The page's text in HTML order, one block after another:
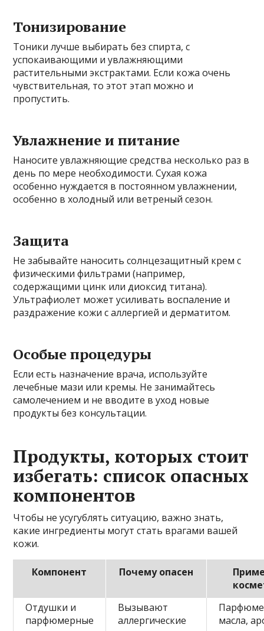
Тонизирование
Тоники лучше выбирать без спирта, с
успокаивающими и увлажняющими
растительными экстрактами. Если кожа очень
чувствительная, то этот этап можно и
пропустить.
Увлажнение и питание
Наносите увлажняющие средства несколько раз в
день по мере необходимости. Сухая кожа
особенно нуждается в постоянном увлажнении,
особенно в холодный или ветреный сезон.
Защита
Не забывайте наносить солнцезащитный крем с
физическими фильтрами (например,
содержащими цинк или диоксид титана).
Ультрафиолет может усиливать воспаление и
раздражение кожи с аллергией и дерматитом.
Особые процедуры
Если есть назначение врача, используйте
лечебные мази или кремы. Не занимайтесь
самолечением и не вводите в уход новые
продукты без консультации.
Продукты, которых стоит
избегать: список опасных
компонентов
Чтобы не усугублять ситуацию, важно знать,
какие ингредиенты могут стать врагами вашей
кожи.
Компонент Почему опасен
Отдушки и
парфюмерные
Вызывают
аллергические
масла,